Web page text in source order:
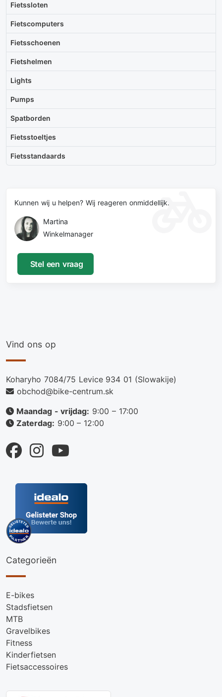
Fietssloten
Fietscomputers
Fietsschoenen
Fietshelmen
Lights
Pumps
Spatborden
Fietsstoeltjes
Fietsstandaards
Kunnen wij u helpen? Wij reageren onmiddellijk.
Martina
Winkelmanager
Stel een vraag
Vind ons op
Koharyho 7084/75 Levice 934 01 (Slowakije)
obchod@bike-centrum.sk
Maandag - vrijdag: 9:00 – 17:00
Zaterdag: 9:00 – 12:00
Categorieën
E-bikes
Stadsfietsen
MTB
Gravelbikes
Fitness
Kinderfietsen
Fietsaccessoires